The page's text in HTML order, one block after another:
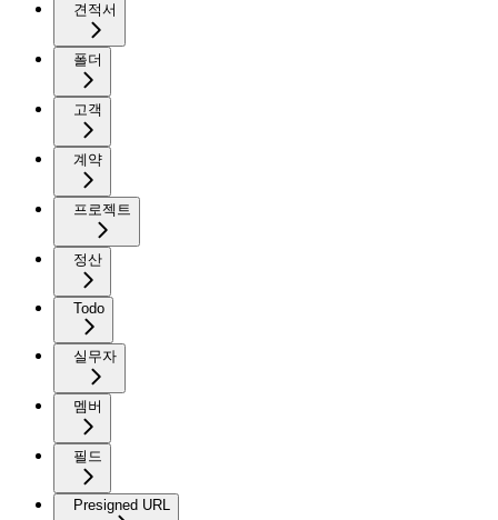
견적서
폴더
고객
계약
프로젝트
정산
Todo
실무자
멤버
필드
Presigned URL